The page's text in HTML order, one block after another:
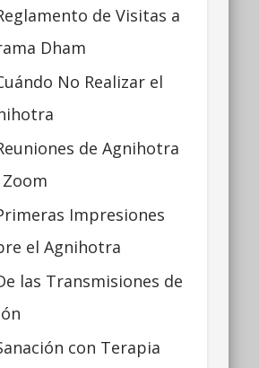
de Visitas a
Dham
No Realizar el
de Agnihotra
Impresiones
el Agnihotra
las Transmisiones de
con Terapia